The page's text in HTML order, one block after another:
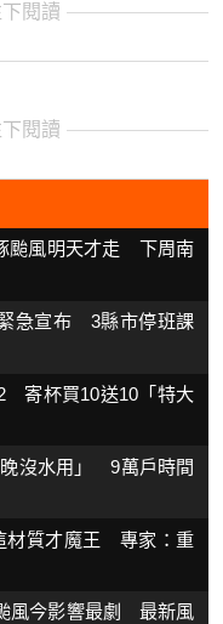
閱讀
閱讀
颱風明天才走 下周南
急宣布 3縣市停班課
寄杯買10送10「特大
沒水用」 9萬戶時間
材質才魔王 專家：重
風今影響最劇 最新風